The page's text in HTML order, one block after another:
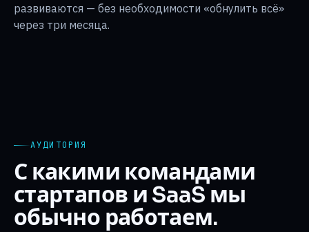
развиваются — без необходимости «обнулить всё»
через три месяца.
АУДИТОРИЯ
С какими командами
стартапов и SaaS мы
обычно работаем.